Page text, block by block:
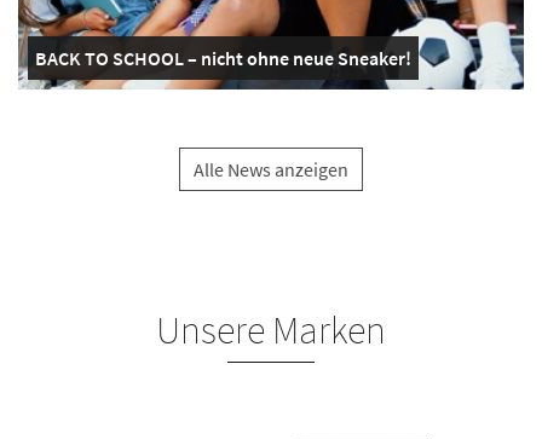
BACK TO SCHOOL – nicht ohne neue Sneaker!
Alle News anzeigen
Unsere Marken